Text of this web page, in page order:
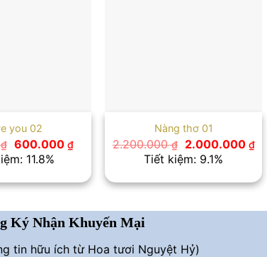
you 02
₫
Giá
gốc
là:
600.000 ₫Giá
hiện
600.000 ₫.
11.8%
Nàng thơ 01
2.200.000₫
Giá
gốc
là:
2.000.000 ₫Giá
là:
Tiết kiệm: 9.1%
Ký Nhận Khuyến Mại
tin hữu ích từ Hoa tươi Nguyệt Hỷ)